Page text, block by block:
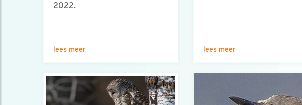
2022.
lees meer lees meer